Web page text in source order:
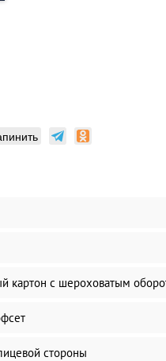
картон с шероховатым
стороны